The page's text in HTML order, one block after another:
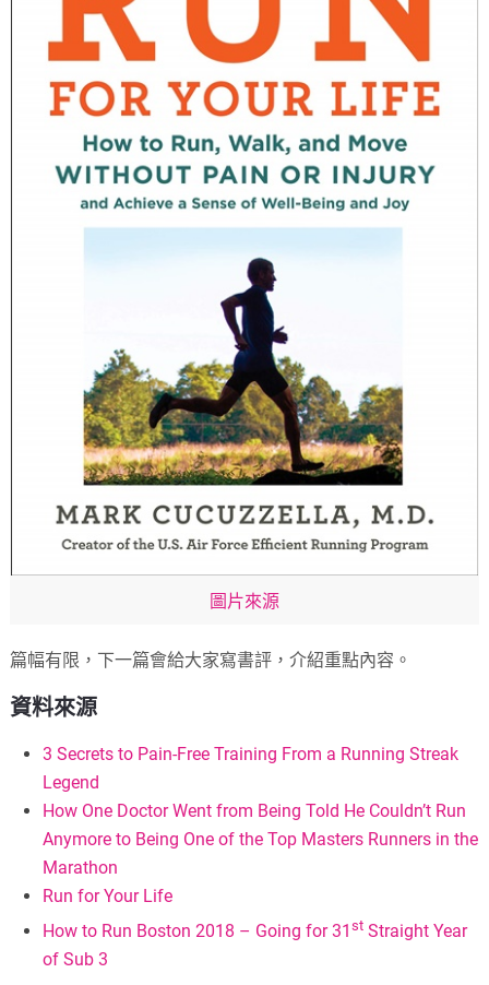
圖片來源
篇幅有限，下一篇會給大家寫書評，介紹重點內容。
資料來源
3 Secrets to Pain-Free Training From a Running Streak
Legend
How One Doctor Went from Being Told He Couldn’t Run
Anymore to Being One of the Top Masters Runners in the
Marathon
Run for Your Life
How to Run Boston 2018 – Going for 31st Straight Year
of Sub 3